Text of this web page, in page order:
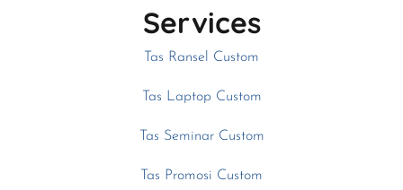
Services
Tas Ransel Custom
Tas Laptop Custom
Tas Seminar Custom
Tas Promosi Custom